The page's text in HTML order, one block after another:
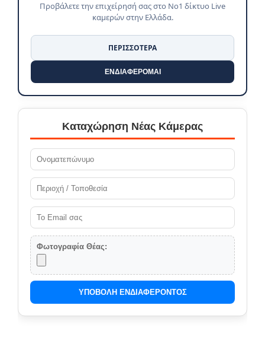
Προβάλετε την επιχείρησή σας στο No1 δίκτυο Live
καμερών στην Ελλάδα.
ΠΕΡΙΣΣΟΤΕΡΑ
ΕΝΔΙΑΦΕΡΟΜΑΙ
Καταχώρηση Νέας Κάμερας
Φωτογραφία Θέας:
ΥΠΟΒΟΛΗ ΕΝΔΙΑΦΕΡΟΝΤΟΣ